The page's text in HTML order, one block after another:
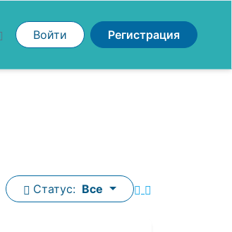
Войти Регистрация
Статус: Все